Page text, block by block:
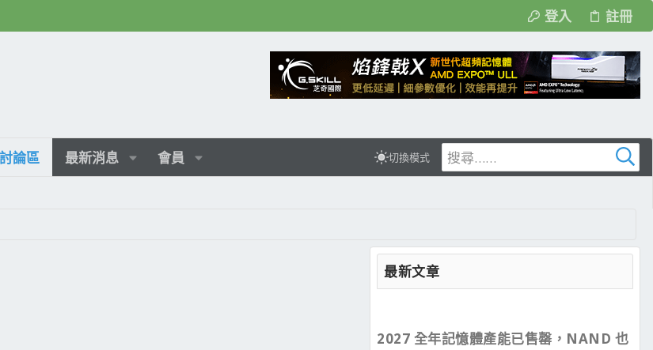
登入 註冊
討論區 最新消息 會員 切換模式
最新文章
2027 全年記憶體產能已售罄，NAND 也